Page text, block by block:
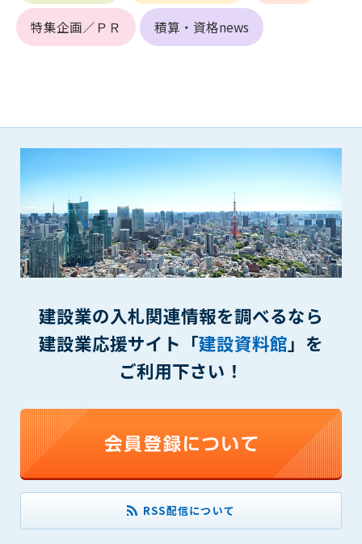
特集企画／ＰＲ 積算・資格news
建設業の入札関連情報を調べるなら
建設業応援サイト「建設資料館」を
ご利用下さい！
RSS配信について
(3) 第三者または管理者を誹謗中傷する行為
(4) 有害なコンピュータプログラム等を送信又は書き込む行為
(5) 第三者に不利益を与える行為
を、営利を目的として第三者に転売し、または転売のため
に第三者に提供すること
第7条（登録内容の削除）
管理者は、会員が登録した内容が以下に該当する、またはその
恐れのあるものは、会員の承諾なく削除できるものとします。
(1) 登録されている情報が、第6条の定める禁止事項に該当する
(2) 建設資料館の運営および保守管理上、必要と判断した場合
(3) 広告掲載料金の支払が遅延した場合
(4) その他、管理者が不適当と判断した場合
第8条（サービスの変更・中止等）
廃止を含み)し、本サービスの運営を中止または廃止することが
できるものとします。これに起因する会員または他の第三者が
被った損害について管理者は､一切の責任をも負わないものと
します。
会員の氏名、住所、性別、年齢、メールアドレスその他本サー
ビスの提供に関連して管理者が知り得た会員の個人情報（以下